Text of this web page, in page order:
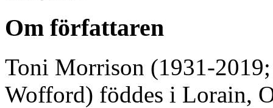
Om författaren
Toni Morrison (1931-
Wofford) föddes i Lorain,